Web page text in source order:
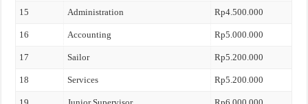
15 Administration Rp4.500.000
16 Accounting Rp5.000.000
17 Sailor Rp5.200.000
18 Services Rp5.200.000